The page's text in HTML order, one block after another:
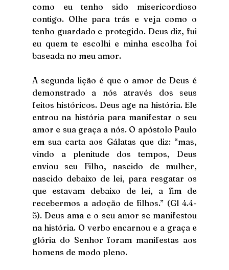
como eu tenho sido misericordioso
contigo. Olhe para trás e veja como o
tenho guardado e protegido. Deus diz, fui
eu quem te escolhi e minha escolha foi
baseada no meu amor.
A segunda lição é que o amor de Deus é
demonstrado a nós através dos seus
feitos históricos. Deus age na história. Ele
entrou na história para manifestar o seu
amor e sua graça a nós. O apóstolo Paulo
em sua carta aos Gálatas que diz: “mas,
vindo a plenitude dos tempos, Deus
enviou seu Filho, nascido de mulher,
nascido debaixo de lei, para resgatar os
que estavam debaixo de lei, a fim de
recebermos a adoção de filhos.” (Gl 4.4-
5). Deus ama e o seu amor se manifestou
na história. O verbo encarnou e a graça e
glória do Senhor foram manifestas aos
homens de modo pleno.